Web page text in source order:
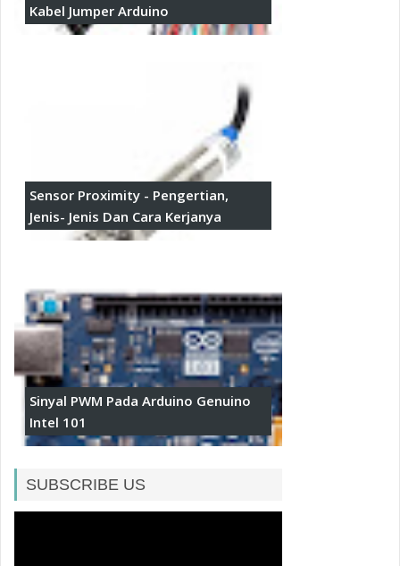
Kabel Jumper Arduino
Sensor Proximity - Pengertian,
Jenis- Jenis Dan Cara Kerjanya
Sinyal PWM Pada Arduino Genuino
Intel 101
SUBSCRIBE US